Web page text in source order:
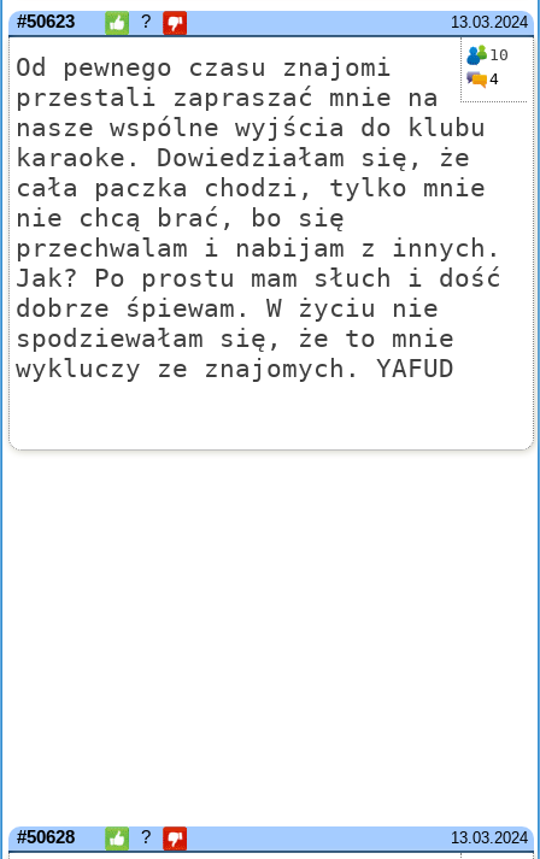
13.03.2024
#50623 ?
10
4
Od pewnego czasu znajomi
przestali zapraszać mnie na
nasze wspólne wyjścia do klubu
karaoke. Dowiedziałam się, że
cała paczka chodzi, tylko mnie
nie chcą brać, bo się
przechwalam i nabijam z innych.
Jak? Po prostu mam słuch i dość
dobrze śpiewam. W życiu nie
spodziewałam się, że to mnie
wykluczy ze znajomych. YAFUD
13.03.2024
#50628 ?